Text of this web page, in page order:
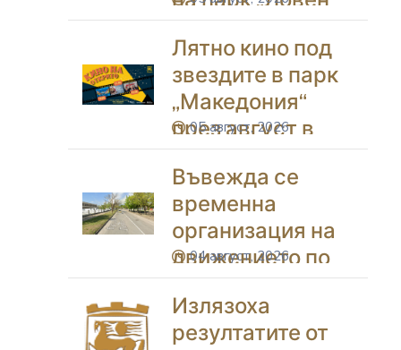
дом“ и
„Ботаническа
градина“ в
Благоевград
Лятно кино под
звездите в парк
„Македония“
през август в
Благоевград
icon
05 август, 2026
Въвежда се
временна
организация на
движението по
бул. „Васил
Левски“
icon
04 август, 2026
Излязоха
резултатите от